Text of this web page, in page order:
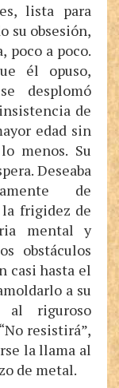
lista para
su obsesión,
poco a poco.
él opuso,
desplomó
de
edad sin
menos. Su
Deseaba
de
la frigidez de
mental y
obstáculos
casi hasta el
a su
al riguroso
resistirá”,
la llama al
de metal.